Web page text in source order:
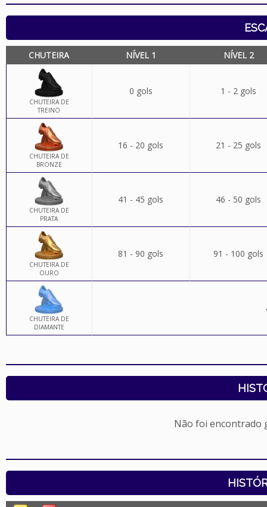
CHUTEIRA NÍVEL 1 NÍVEL 2
CHUTEIRA DE
TREINO
0 gols 1 - 2 gols
CHUTEIRA DE
BRONZE
16 - 20 gols 21 - 25 gols
CHUTEIRA DE
PRATA
41 - 45 gols 46 - 50 gols
CHUTEIRA DE
OURO
81 - 90 gols 91 - 100 gols
CHUTEIRA DE
DIAMANTE
Não foi encontrado